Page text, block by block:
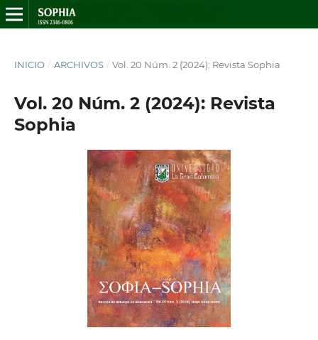
INICIO / ARCHIVOS / Vol. 20 Núm. 2 (2024): Revista Sophia
Vol. 20 Núm. 2 (2024): Revista
Sophia